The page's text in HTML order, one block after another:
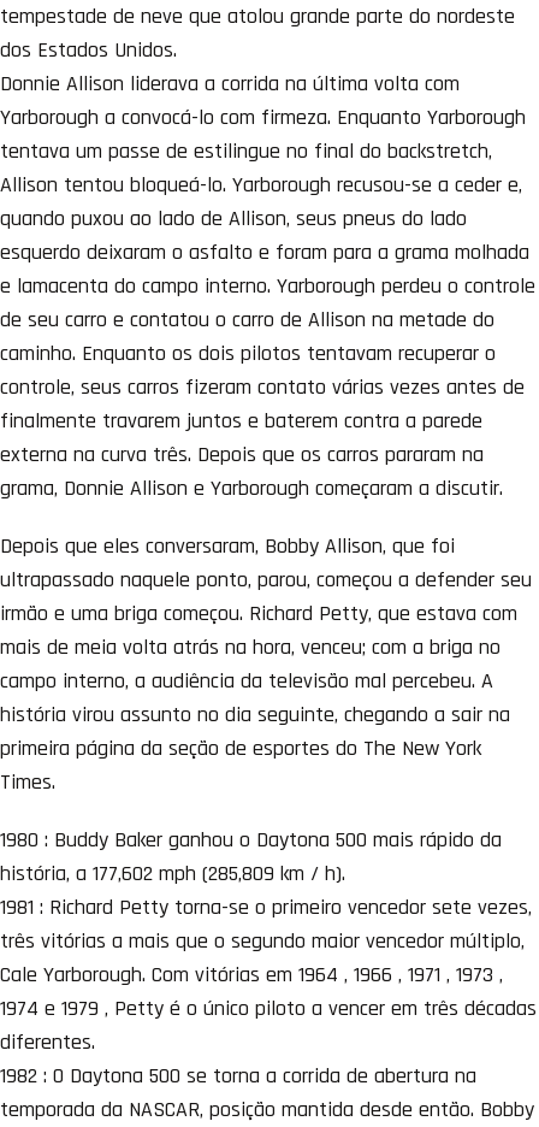
tempestade de neve que atolou grande parte do nordeste
dos Estados Unidos.
Donnie Allison liderava a corrida na última volta com
Yarborough a convocá-lo com firmeza. Enquanto Yarborough
tentava um passe de estilingue no final do backstretch,
Allison tentou bloqueá-lo. Yarborough recusou-se a ceder e,
quando puxou ao lado de Allison, seus pneus do lado
esquerdo deixaram o asfalto e foram para a grama molhada
e lamacenta do campo interno. Yarborough perdeu o controle
de seu carro e contatou o carro de Allison na metade do
caminho. Enquanto os dois pilotos tentavam recuperar o
controle, seus carros fizeram contato várias vezes antes de
finalmente travarem juntos e baterem contra a parede
externa na curva três. Depois que os carros pararam na
grama, Donnie Allison e Yarborough começaram a discutir.
Depois que eles conversaram, Bobby Allison, que foi
ultrapassado naquele ponto, parou, começou a defender seu
irmão e uma briga começou. Richard Petty, que estava com
mais de meia volta atrás na hora, venceu; com a briga no
campo interno, a audiência da televisão mal percebeu. A
história virou assunto no dia seguinte, chegando a sair na
primeira página da seção de esportes do The New York
Times.
1980 : Buddy Baker ganhou o Daytona 500 mais rápido da
história, a 177,602 mph (285,809 km / h).
1981 : Richard Petty torna-se o primeiro vencedor sete vezes,
três vitórias a mais que o segundo maior vencedor múltiplo,
Cale Yarborough. Com vitórias em 1964 , 1966 , 1971 , 1973 ,
1974 e 1979 , Petty é o único piloto a vencer em três décadas
diferentes.
1982 : O Daytona 500 se torna a corrida de abertura na
temporada da NASCAR, posição mantida desde então. Bobby